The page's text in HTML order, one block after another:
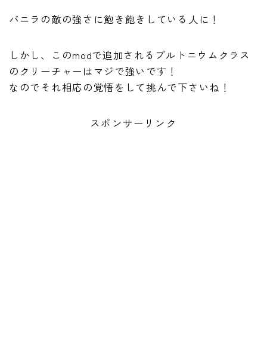
バニラの敵の強さに飽き飽きしている人に！
しかし、このmodで追加されるプルトニウムクラス
のクリーチャーはマジで強いです！
なのでそれ相応の覚悟をして挑んで下さいね！
スポンサーリンク